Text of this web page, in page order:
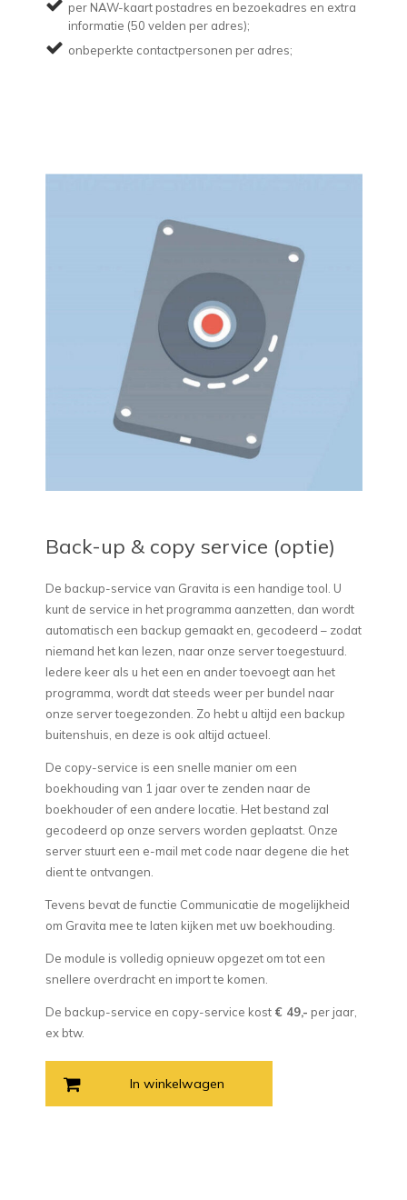
per NAW-kaart postadres en bezoekadres en extra
informatie (50 velden per adres);
onbeperkte contactpersonen per adres;
Back-up & copy service (optie)
De backup-service van Gravita is een handige tool. U
kunt de service in het programma aanzetten, dan wordt
automatisch een backup gemaakt en, gecodeerd – zodat
niemand het kan lezen, naar onze server toegestuurd.
Iedere keer als u het een en ander toevoegt aan het
programma, wordt dat steeds weer per bundel naar
onze server toegezonden. Zo hebt u altijd een backup
buitenshuis, en deze is ook altijd actueel.
De copy-service is een snelle manier om een
boekhouding van 1 jaar over te zenden naar de
boekhouder of een andere locatie. Het bestand zal
gecodeerd op onze servers worden geplaatst. Onze
server stuurt een e-mail met code naar degene die het
dient te ontvangen.
Tevens bevat de functie Communicatie de mogelijkheid
om Gravita mee te laten kijken met uw boekhouding.
De module is volledig opnieuw opgezet om tot een
snellere overdracht en import te komen.
De backup-service en copy-service kost € 49,- per jaar,
ex btw.
In winkelwagen